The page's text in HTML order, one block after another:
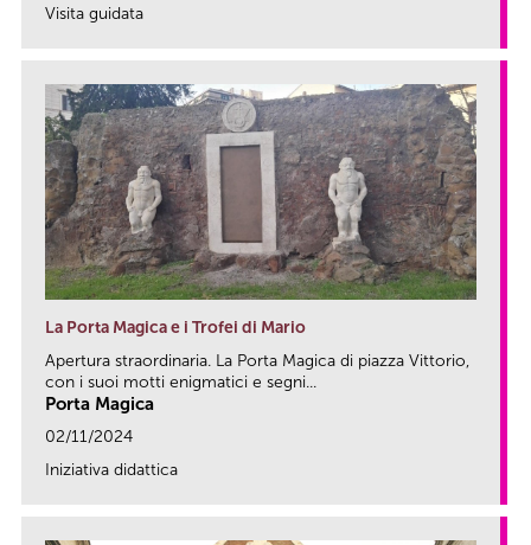
Visita guidata
La Porta Magica e i Trofei di Mario
Apertura straordinaria. La Porta Magica di piazza Vittorio,
con i suoi motti enigmatici e segni...
Porta Magica
02/11/2024
Iniziativa didattica